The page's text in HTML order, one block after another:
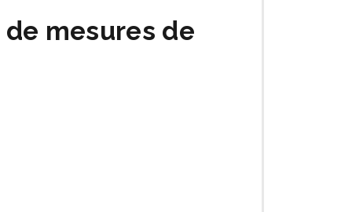
mesures de